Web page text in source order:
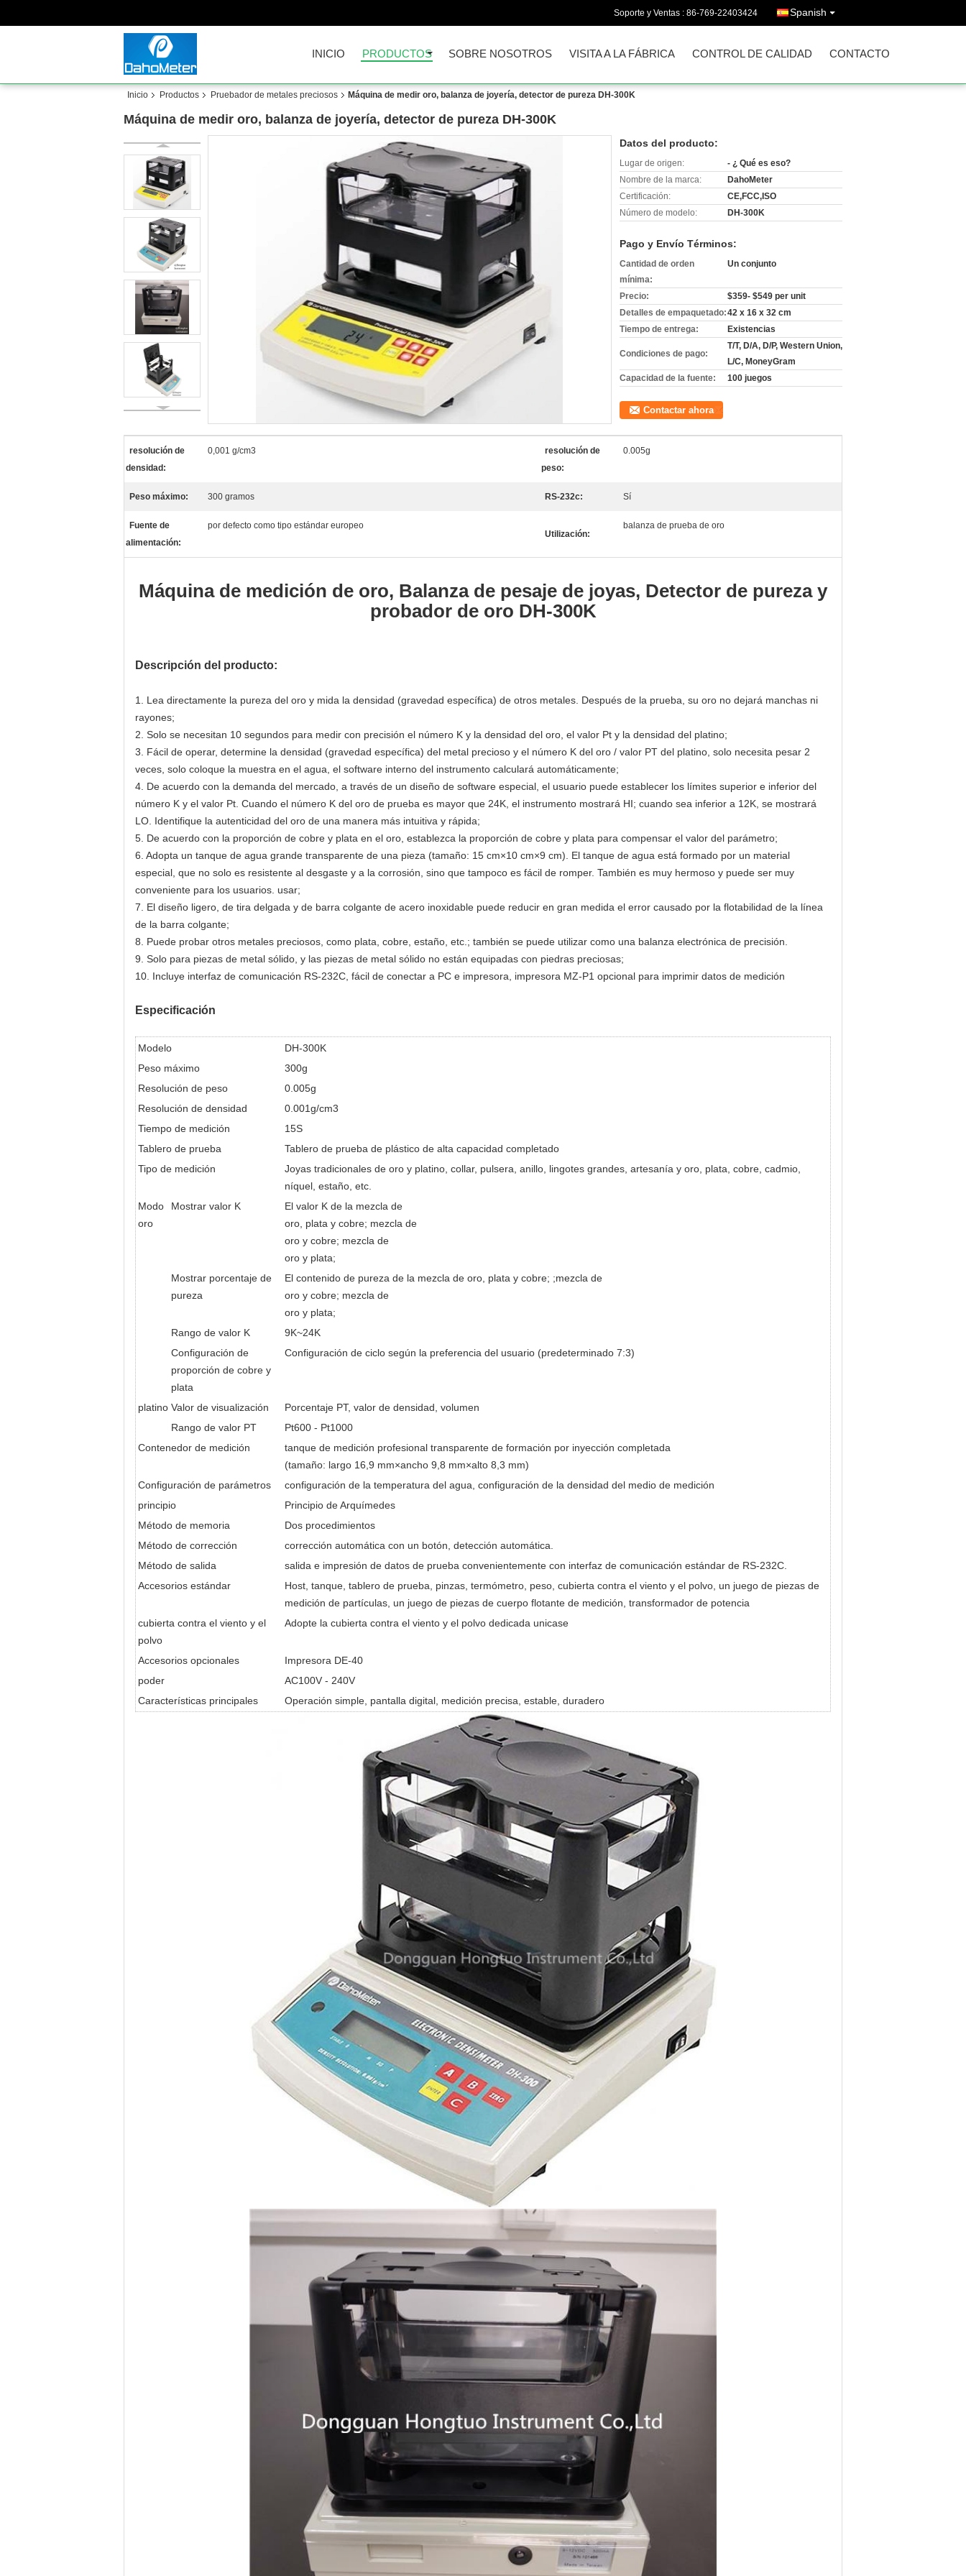
Soporte y Ventas : 86-769-22403424 Spanish
INICIO PRODUCTOS SOBRE NOSOTROS VISITA A LA FÁBRICA CONTROL DE CALIDAD CONTACTO
Inicio Productos Pruebador de metales preciosos Máquina de medir oro, balanza de joyería, detector de pureza DH-300K
Máquina de medir oro, balanza de joyería, detector de pureza DH-300K
Datos del producto:
Lugar de origen:
- ¿ Qué es eso?
Nombre de la marca:
DahoMeter
Certificación:
CE,FCC,ISO
Número de modelo:
DH-300K
Pago y Envío Términos:
Cantidad de orden
mínima:
Un conjunto
Precio:
$359- $549 per unit
Detalles de empaquetado:42 x 16 x 32 cm
Tiempo de entrega:
Existencias
Condiciones de pago:
T/T, D/A, D/P, Western Union,
L/C, MoneyGram
Capacidad de la fuente:
100 juegos
Contactar ahora
resolución de
densidad:
0,001 g/cm3
resolución de
peso:
0.005g
Peso máximo: 300 gramos RS-232c: Sí
Fuente de
alimentación:
por defecto como tipo estándar europeo
Utilización:
balanza de prueba de oro
Máquina de medición de oro, Balanza de pesaje de joyas, Detector de pureza y
probador de oro DH-300K
Descripción del producto:
1. Lea directamente la pureza del oro y mida la densidad (gravedad específica) de otros metales. Después de la prueba, su oro no dejará manchas ni
rayones;
2. Solo se necesitan 10 segundos para medir con precisión el número K y la densidad del oro, el valor Pt y la densidad del platino;
3. Fácil de operar, determine la densidad (gravedad específica) del metal precioso y el número K del oro / valor PT del platino, solo necesita pesar 2
veces, solo coloque la muestra en el agua, el software interno del instrumento calculará automáticamente;
4. De acuerdo con la demanda del mercado, a través de un diseño de software especial, el usuario puede establecer los límites superior e inferior del
número K y el valor Pt. Cuando el número K del oro de prueba es mayor que 24K, el instrumento mostrará HI; cuando sea inferior a 12K, se mostrará
LO. Identifique la autenticidad del oro de una manera más intuitiva y rápida;
5. De acuerdo con la proporción de cobre y plata en el oro, establezca la proporción de cobre y plata para compensar el valor del parámetro;
6. Adopta un tanque de agua grande transparente de una pieza (tamaño: 15 cm×10 cm×9 cm). El tanque de agua está formado por un material
especial, que no solo es resistente al desgaste y a la corrosión, sino que tampoco es fácil de romper. También es muy hermoso y puede ser muy
conveniente para los usuarios. usar;
7. El diseño ligero, de tira delgada y de barra colgante de acero inoxidable puede reducir en gran medida el error causado por la flotabilidad de la línea
de la barra colgante;
8. Puede probar otros metales preciosos, como plata, cobre, estaño, etc.; también se puede utilizar como una balanza electrónica de precisión.
9. Solo para piezas de metal sólido, y las piezas de metal sólido no están equipadas con piedras preciosas;
10. Incluye interfaz de comunicación RS-232C, fácil de conectar a PC e impresora, impresora MZ-P1 opcional para imprimir datos de medición
Especificación
Modelo
DH-300K
Peso máximo
300g
Resolución de peso
0.005g
Resolución de densidad
0.001g/cm3
Tiempo de medición
15S
Tablero de prueba
Tablero de prueba de plástico de alta capacidad completado
Tipo de medición
Joyas tradicionales de oro y platino, collar, pulsera, anillo, lingotes grandes, artesanía y oro, plata, cobre, cadmio,
níquel, estaño, etc.
Modo
oro
Mostrar valor K
El valor K de la mezcla de
oro, plata y cobre; mezcla de
oro y cobre; mezcla de
oro y plata;
Mostrar porcentaje de
pureza
El contenido de pureza de la mezcla de oro, plata y cobre; ;mezcla de
oro y cobre; mezcla de
oro y plata;
Rango de valor K
9K~24K
Configuración de
proporción de cobre y
plata
Configuración de ciclo según la preferencia del usuario (predeterminado 7:3)
platino Valor de visualización
Porcentaje PT, valor de densidad, volumen
Rango de valor PT
Pt600 - Pt1000
Contenedor de medición
tanque de medición profesional transparente de formación por inyección completada
(tamaño: largo 16,9 mm×ancho 9,8 mm×alto 8,3 mm)
Configuración de parámetros
configuración de la temperatura del agua, configuración de la densidad del medio de medición
principio
Principio de Arquímedes
Método de memoria
Dos procedimientos
Método de corrección
corrección automática con un botón, detección automática.
Método de salida
salida e impresión de datos de prueba convenientemente con interfaz de comunicación estándar de RS-232C.
Accesorios estándar
Host, tanque, tablero de prueba, pinzas, termómetro, peso, cubierta contra el viento y el polvo, un juego de piezas de
medición de partículas, un juego de piezas de cuerpo flotante de medición, transformador de potencia
cubierta contra el viento y el
polvo
Adopte la cubierta contra el viento y el polvo dedicada unicase
Accesorios opcionales
Impresora DE-40
poder
AC100V - 240V
Características principales
Operación simple, pantalla digital, medición precisa, estable, duradero